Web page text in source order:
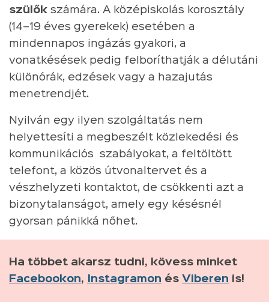
szülők számára. A középiskolás korosztály
(14–19 éves gyerekek) esetében a
mindennapos ingázás gyakori, a
vonatkésések pedig felboríthatják a délutáni
különórák, edzések vagy a hazajutás
menetrendjét.
Nyilván egy ilyen szolgáltatás nem
helyettesíti a megbeszélt közlekedési és
kommunikációs szabályokat, a feltöltött
telefont, a közös útvonaltervet és a
vészhelyzeti kontaktot, de csökkenti azt a
bizonytalanságot, amely egy késésnél
gyorsan pánikká nőhet.
Ha többet akarsz tudni, kövess minket
Facebookon, Instagramon és Viberen is!